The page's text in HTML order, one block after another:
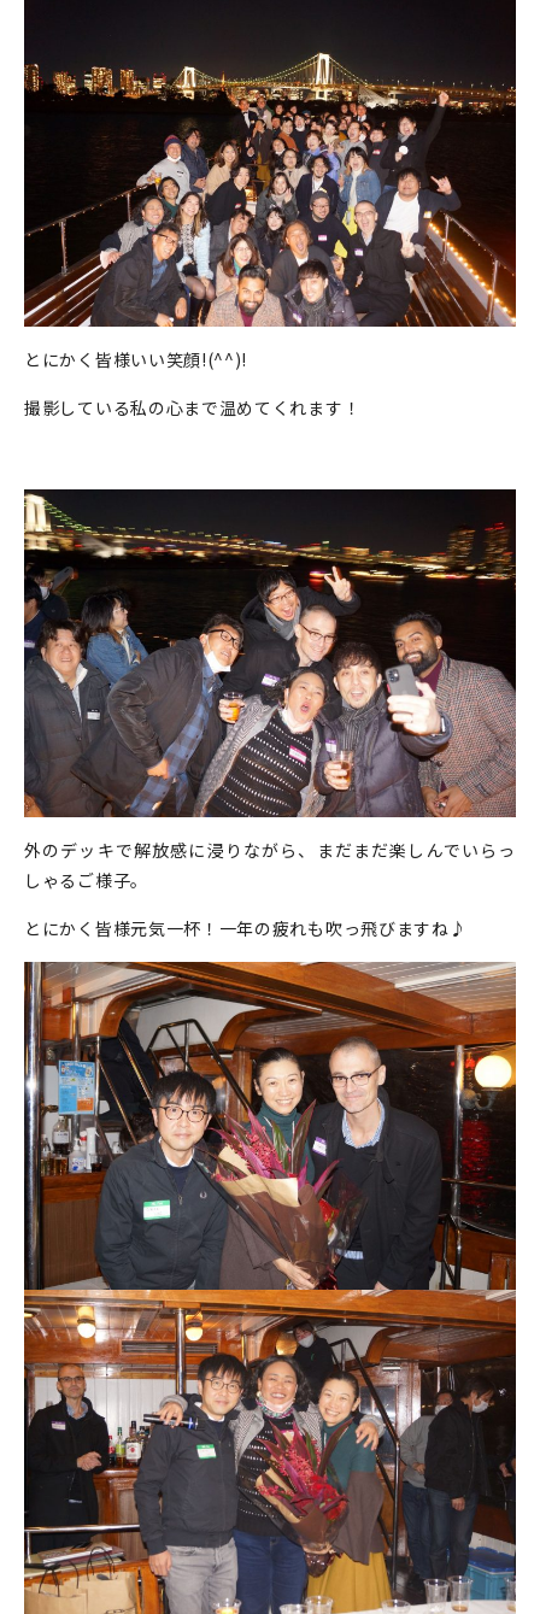
とにかく皆様いい笑顔!(^^)!
撮影している私の心まで温めてくれます！
外のデッキで解放感に浸りながら、まだまだ楽しんでいらっ
しゃるご様子。
とにかく皆様元気一杯！一年の疲れも吹っ飛びますね♪